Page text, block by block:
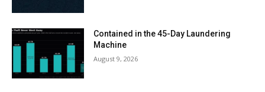
Contained in the 45-Day Laundering
Machine
August 9, 2026